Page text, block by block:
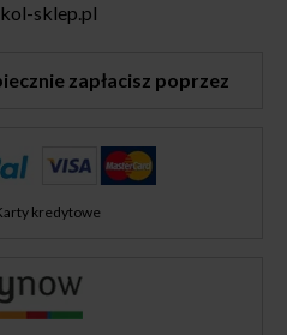
sklep.pl
zapłacisz poprzez
kredytowe